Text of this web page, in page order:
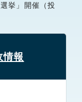
挙」開催（投
情報